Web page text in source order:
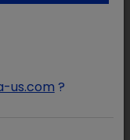
presenti
la barriera
us.com ?